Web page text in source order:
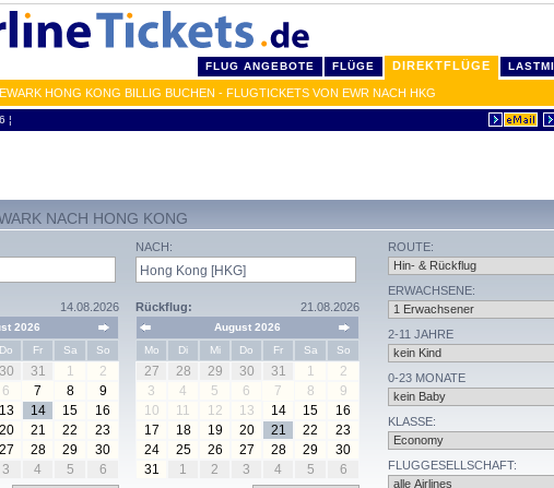
FLUG ANGEBOTE FLÜGE DIREKTFLÜGE
HONG KONG BILLIG BUCHEN - FLUGTICKETS VON EWR NACH HKG
¦
NACH HONG KONG
14.08.2026
2026
Do Fr Sa So
30 31 1
2
6 7 8
9
13 14 15
16
20 21 22
23
27 28 29
30
3 4 5 6
NACH:
Rückflug: 21.08.2026
August 2026
Mo
Di Mi Do Fr Sa So
27 28 29 30 31 1
2
3
4 5 6 7 8
9
10
11 12 13 14 15
16
17
18 19 20 21 22
23
24
25 26 27 28 29
30
31
1 2 3 4 5 6
ROUTE:
ERWACHSENE:
2-11 JAHRE
0-23 MONATE
KLASSE:
FLUGGESELLSCHAFT: